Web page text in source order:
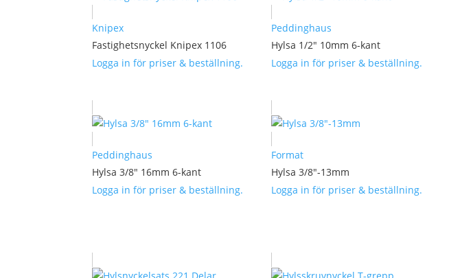
Knipex
Fastighetsnyckel Knipex 1106
Logga in för priser & beställning.
Peddinghaus
Hylsa 1/2″ 10mm 6-kant
Logga in för priser & beställning.
Peddinghaus
Hylsa 3/8″ 16mm 6-kant
Logga in för priser & beställning.
Format
Hylsa 3/8″-13mm
Logga in för priser & beställning.